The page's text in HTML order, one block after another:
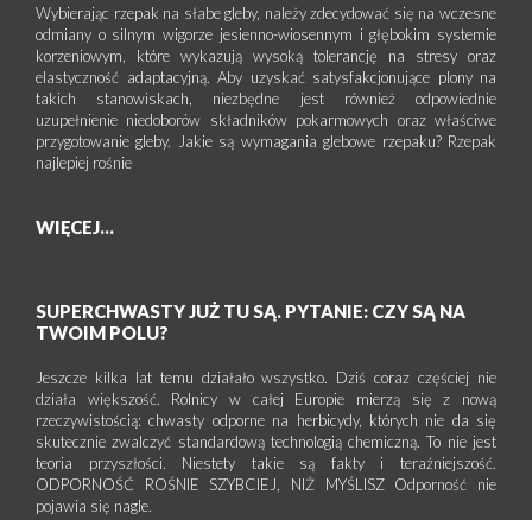
Wybierając rzepak na słabe gleby, należy zdecydować się na wczesne
odmiany o silnym wigorze jesienno-wiosennym i głębokim systemie
korzeniowym, które wykazują wysoką tolerancję na stresy oraz
elastyczność adaptacyjną. Aby uzyskać satysfakcjonujące plony na
takich stanowiskach, niezbędne jest również odpowiednie
uzupełnienie niedoborów składników pokarmowych oraz właściwe
przygotowanie gleby. Jakie są wymagania glebowe rzepaku? Rzepak
najlepiej rośnie
WIĘCEJ...
SUPERCHWASTY JUŻ TU SĄ. PYTANIE: CZY SĄ NA
TWOIM POLU?
Jeszcze kilka lat temu działało wszystko. Dziś coraz częściej nie
działa większość. Rolnicy w całej Europie mierzą się z nową
rzeczywistością: chwasty odporne na herbicydy, których nie da się
skutecznie zwalczyć standardową technologią chemiczną. To nie jest
teoria przyszłości. Niestety takie są fakty i teraźniejszość.
ODPORNOŚĆ ROŚNIE SZYBCIEJ, NIŻ MYŚLISZ Odporność nie
pojawia się nagle.